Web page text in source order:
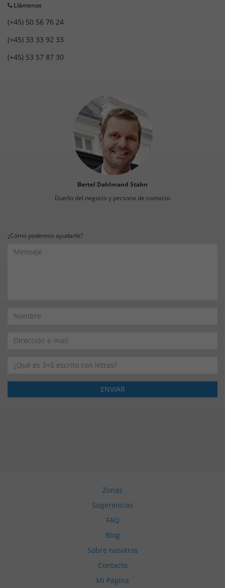
Llámenos
(+45) 50 56 76 24
(+45) 33 33 92 33
(+45) 53 57 87 30
Bertel Dahlmand Stahn
Dueño del negocio y persona de contacto
¿Cómo podemos ayudarle?
Zonas
Sugerencias
FAQ
Blog
Sobre nosotros
Contacto
Mi Página